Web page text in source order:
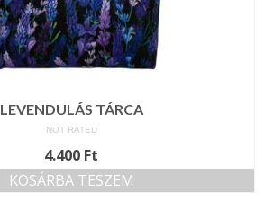
LEVENDULÁS TÁRCA
NOT RATED
4.400 Ft
KOSÁRBA TESZEM